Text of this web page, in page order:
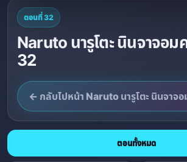
ตอนที่ 32
Naruto นารูโตะ นินจาจอม
32
← กลับไปหน้า Naruto นารูโตะ นินจาจอ
ตอนทั้งหมด